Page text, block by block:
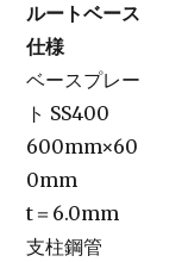
ルートベース
仕様
ベースプレー
ト SS400
600mm×60
0mm
t＝6.0mm
支柱鋼管